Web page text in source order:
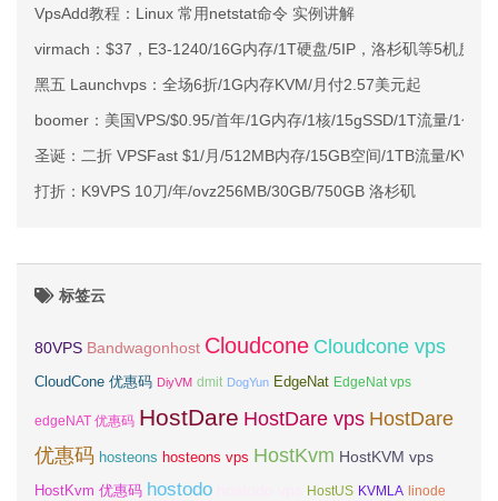
VpsAdd教程：Linux 常用netstat命令 实例讲解
virmach：$37，E3-1240/16G内存/1T硬盘/5IP，洛杉矶等5机房可
黑五 Launchvps：全场6折/1G内存KVM/月付2.57美元起
boomer：美国VPS/$0.95/首年/1G内存/1核/15gSSD/1T流量/1个
圣诞：二折 VPSFast $1/月/512MB内存/15GB空间/1TB流量/KVM/
打折：K9VPS 10刀/年/ovz256MB/30GB/750GB 洛杉矶
标签云
80VPS Bandwagonhost Cloudcone Cloudcone vps
CloudCone 优惠码 DiyVM dmit DogYun EdgeNat EdgeNat vps
edgeNAT 优惠码 HostDare HostDare vps HostDare
优惠码 hosteons hosteons vps HostKvm HostKVM vps
HostKvm 优惠码 hostodo HostUS KVMLA linode